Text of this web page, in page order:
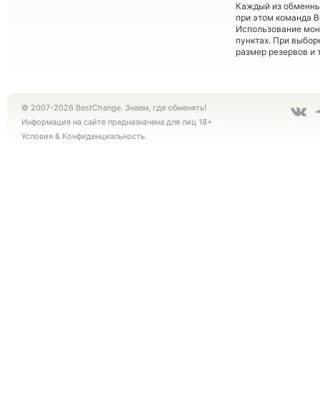
Каждый из
при этом команда
Использование
пунктах. При
размер резервов и
© 2007-2026 BestChange. Знаем, где обменять!
Информация на сайте предназначена для лиц 18+
Условия & Конфиденциальность